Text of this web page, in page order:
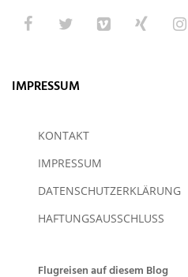
IMPRESSUM
KONTAKT
IMPRESSUM
DATENSCHUTZERKLÄRUNG
HAFTUNGSAUSSCHLUSS
Flugreisen auf diesem Blog